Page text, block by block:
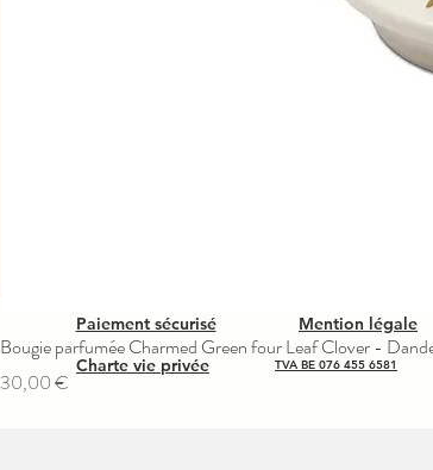
Bougie parfumée Charmed Green four Leaf Clover -
Prix
30,00 €
Paiement sécurisé Mention légale
Charte vie privée
TVA BE 076 455 6581